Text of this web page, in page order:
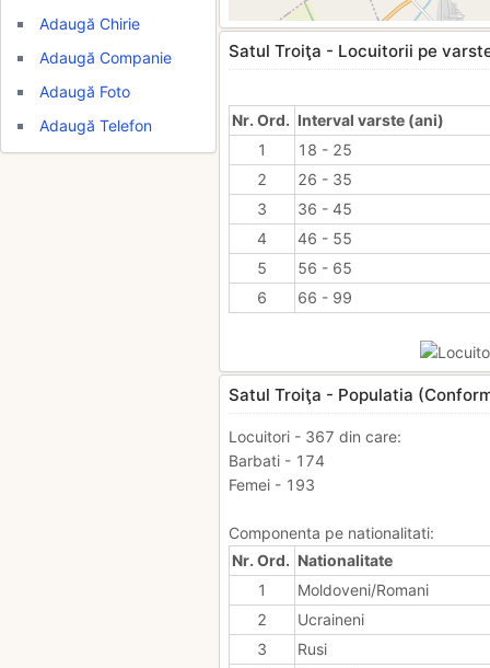
Adaugă Chirie
Adaugă Companie
Adaugă Foto
Adaugă Telefon
Satul Troiţa - Locuitorii pe
Nr. Ord. Interval varste (ani)
1
18 - 25
2
26 - 35
3
36 - 45
4
46 - 55
5
56 - 65
6
66 - 99
Satul Troiţa - Populatia
Locuitori - 367 din care:
Barbati - 174
Femei - 193
Componenta pe nationalitati:
Nr. Ord. Nationalitate
1
Moldoveni/Romani
2
Ucraineni
3
Rusi